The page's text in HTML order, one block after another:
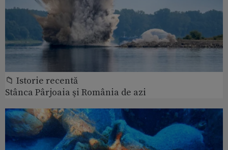
📁 Istorie recentă
Stânca Pârjoaia şi România de azi